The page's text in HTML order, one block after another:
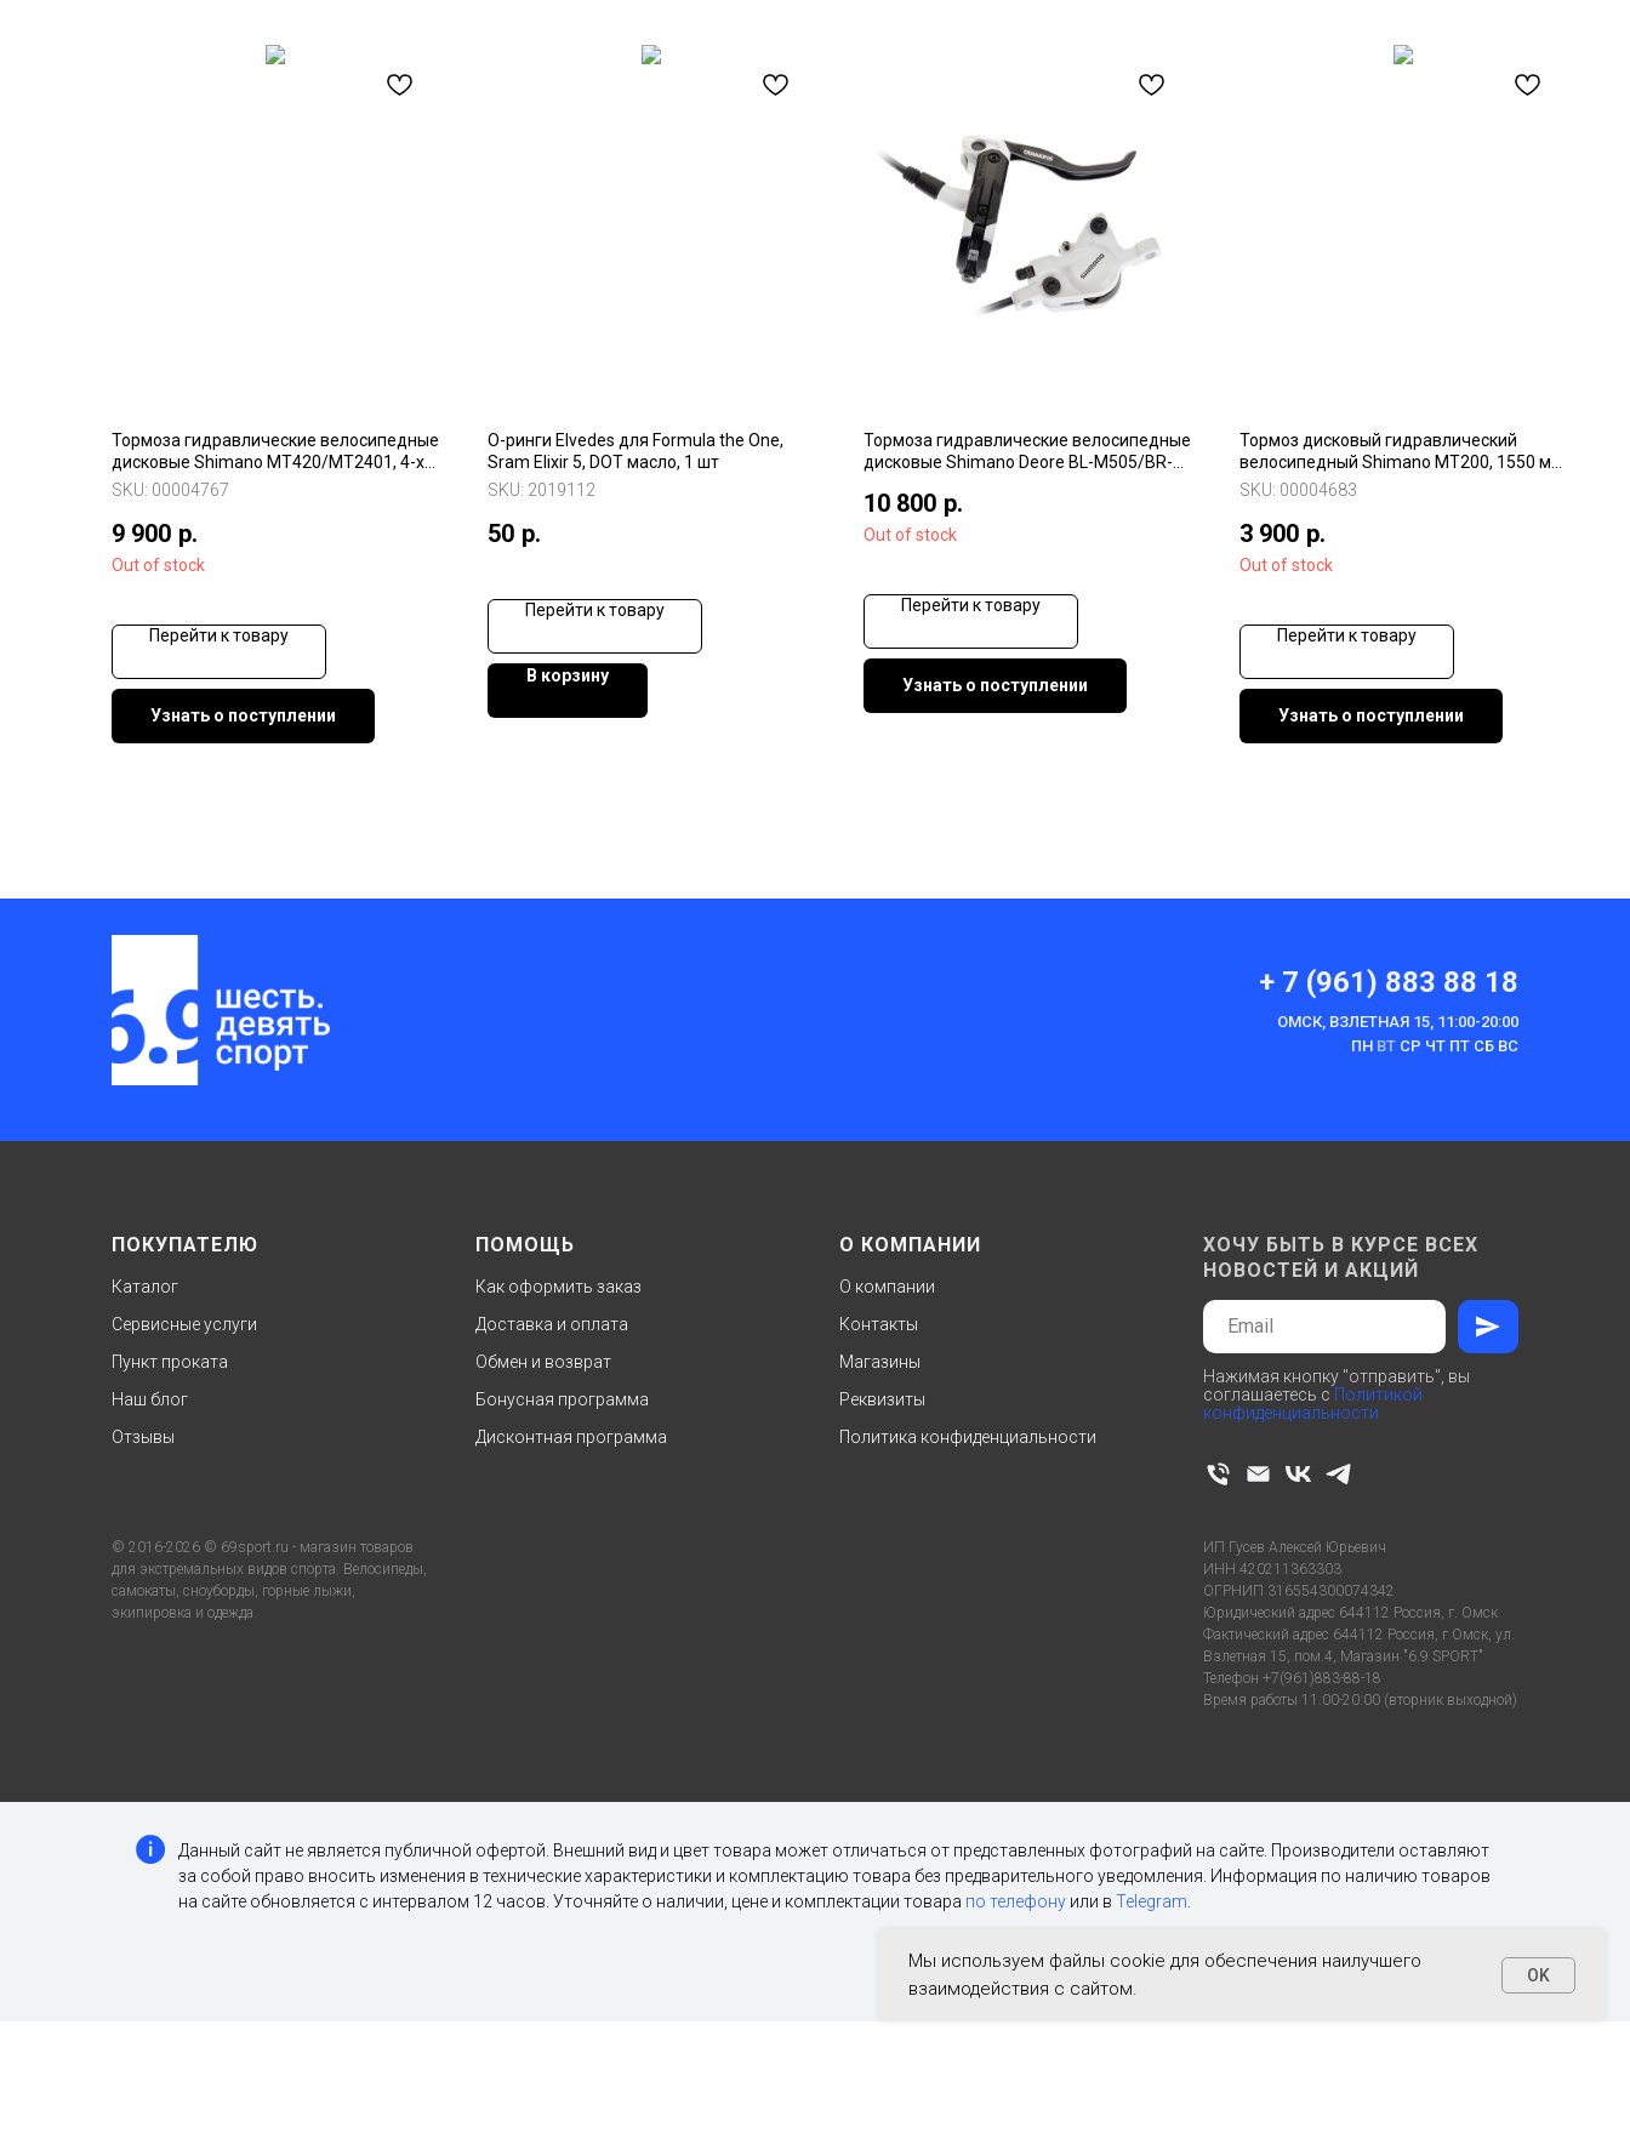
Тормозa гидравлические велосипедные
дисковые Shimano MT420/MT2401, 4-х
порншневые, комплект
SKU: 00004767
9 900 р.
Out of stock
Перейти к товару
Узнать о поступлении
О-ринги Elvedes для Formula the One,
Sram Elixir 5, DOT масло, 1 шт
SKU: 2019112
50 р.
Перейти к товару
В корзину
Тормозa гидравлические велосипедные
дисковые Shimano Deore BL-M505/BR-
10 800 р.
Out of stock
Перейти к товару
Узнать о поступлении
Тормоз дисковый гидравлический
велосипедный Shimano MT200, 1550 мм,
задний
SKU: 00004683
3 900 р.
Out of stock
Перейти к товару
Узнать о поступлении
Мы используем файлы cookie для обеспечения наилучшего
взаимодействия с сайтом.
OK
+ 7 (961) 883 88 18
ОМСК, ВЗЛЕТНАЯ 15, 11:00-20:00
ПН ВТ СР ЧТ ПТ СБ ВС
ПОКУПАТЕЛЮ
Каталог
Сервисные услуги
Пункт проката
Наш блог
Отзывы
ПОМОЩЬ
Как оформить заказ
Доставка и оплата
Обмен и возврат
Бонусная программа
Дисконтная программа
О КОМПАНИИ
О компании
Контакты
Магазины
Реквизиты
Политика конфиденциальности
ХОЧУ БЫТЬ В КУРСЕ ВСЕХ
НОВОСТЕЙ И АКЦИЙ
Нажимая кнопку "отправить", вы
соглашаетесь с Политикой
конфиденциальности
© 2016-2026 © 69sport.ru - магазин товаров
для экстремальных видов спорта. Велосипеды,
самокаты, сноуборды, горные лыжи,
экипировка и одежда.
ИП Гусев Алексей Юрьевич
ИНН 420211363303
ОГРНИП 316554300074342
Юридический адрес 644112 Россия, г. Омск
Фактический адрес 644112 Россия, г.Омск, ул.
Взлетная 15, пом.4, Магазин "6.9 SPORT"
Телефон +7(961)883-88-18
Время работы 11:00-20:00 (вторник выходной)
Данный сайт не является публичной офертой. Внешний вид и цвет товара может отличаться от представленных фотографий на сайте. Производители оставляют
за собой право вносить изменения в технические характеристики и комплектацию товара без предварительного уведомления. Информация по наличию товаров
на сайте обновляется с интервалом 12 часов. Уточняйте о наличии, цене и комплектации товара по телефону или в Telegram